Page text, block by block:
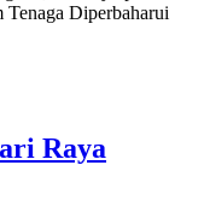
Tenaga Diperbaharui
Raya